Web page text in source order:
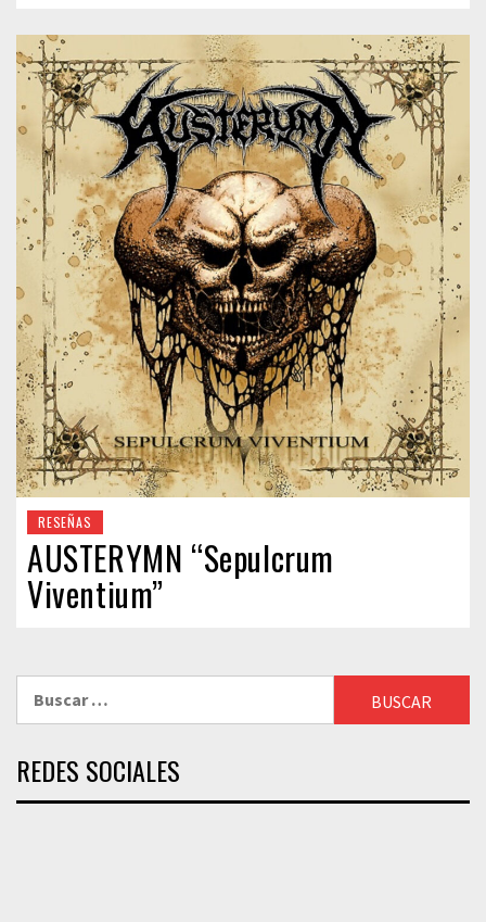
RESEÑAS
AUSTERYMN “Sepulcrum
Viventium”
REDES SOCIALES